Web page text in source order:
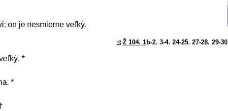
on je nesmierne veľký.
Ž 104, 1b-2. 3-4. 24-25. 27-28. 29-30
*
*